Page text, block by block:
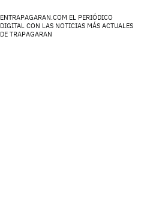
ENTRAPAGARAN.COM EL PERIÓDICO
DIGITAL CON LAS NOTICIAS MÁS ACTUALES
DE TRAPAGARAN